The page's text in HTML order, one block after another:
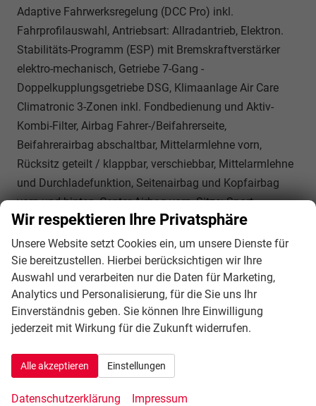
Adaptive Fahrwerksregelung (DCC Pro) inkl.
Fahrprofilauswahl, Antriebsart: Allradantrieb, Elektron.
Stabilitäts-Programm (ESP) mit Bremskraftverstärker
elektro-mechanisch, Getriebe 7-Gang -
Doppelkupplungsgetriebe DSG, Klimaanlage Air Care
Climatronic 3-Zonen inkl. Fondbedienung und Aktiv-
Kombi-Filter, Airbag Fahrer-/Beifahrerseite,
Beifahrerairbag abschaltbar, Mittelarmlehne vorn,
Rücksitz geteilt / klappbar, verschiebbar, Mittelarmlehne
und Durchladefunktion, Seitenairbag und Kopfairbag
vorn und hinten, Center-Airbag vorn, Sitze: Sport-
Komfortsitze vorn, Zentralverriegelung, Frontscheibe
Verbundglas, wärmedämmend, Kofferraumdeckel /
Heckklappe elektr. betätigt (Schließen, sensorgesteuert
öffnend, Fernentriegelung), Fahrassistenz-System:
Autom. Distanzregelung (ACC inkl. Stop&Go-Funktion),
Fahrassistenz-System: Berganfahr-/Abfahr-Assistent,
Fahrassistenz-System: Verkehrszeichenerkennung,
Notrufsystem, Abbiege- und Allwetterlicht /
Schlechtwetter-Licht, Automatische Fahrlichtschaltung
mit Leaving Home / Coming-Home-Lichtfunktion,
Wir respektieren Ihre Privatsphäre
Unsere Website setzt Cookies ein, um unsere Dienste für
Sie bereitzustellen. Hierbei berücksichtigen wir Ihre
Auswahl und verarbeiten nur die Daten für Marketing,
Analytics und Personalisierung, für die Sie uns Ihr
Einverständnis geben. Sie können Ihre Einwilligung
jederzeit mit Wirkung für die Zukunft widerrufen.
Alle akzeptieren Einstellungen
Datenschutzerklärung Impressum